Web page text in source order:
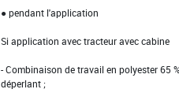
● pendant l'application
Si application avec tracteur avec cabine
- Combinaison de travail en polyester 65
déperlant ;